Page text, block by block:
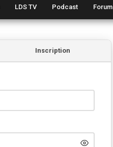
LDS TV Podcast Forum
Inscription